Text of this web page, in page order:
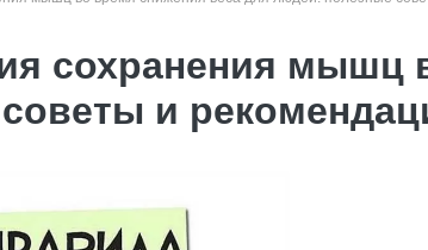
сохранения мышц
и